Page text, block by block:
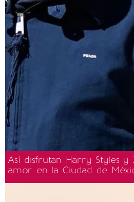
Así disfrutan Harry Styles y
amor en la Ciudad de